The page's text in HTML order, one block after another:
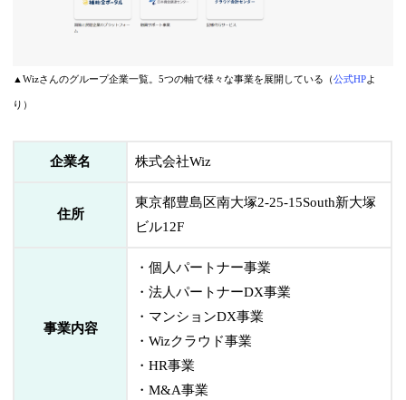
▲Wizさんのグループ企業一覧。5つの軸で様々な事業を展開している（公式HPよ
り）
企業名 株式会社Wiz
住所
東京都豊島区南大塚2-25-15South新大塚
ビル12F
事業内容
・個人パートナー事業
・法人パートナーDX事業
・マンションDX事業
・Wizクラウド事業
・HR事業
・M&A事業